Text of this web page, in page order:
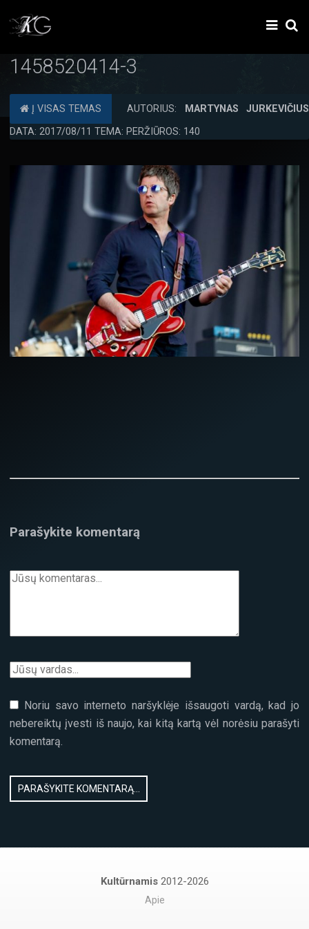
1458520414-3
Į VISAS TEMAS AUTORIUS:
MARTYNAS JURKEVIČIUS
DATA: 2017/08/11 TEMA: PERŽIŪROS: 140
Parašykite komentarą
Noriu savo interneto naršyklėje išsaugoti vardą, kad jo
nebereiktų įvesti iš naujo, kai kitą kartą vėl norėsiu parašyti
komentarą.
Kultūrnamis 2012-2026
Apie